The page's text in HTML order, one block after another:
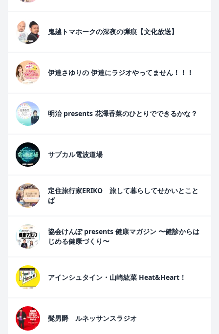
鬼越トマホークの深夜の弾痕【文化放送】
伊達さゆりの 伊達にラジオやってません！！！
明治 presents 花澤香菜のひとりでできるかな？
サブカル電波道場
定住旅行家ERIKO 旅して暮らしてせかいとこと
ば
協会けんぽ presents 健康マガジン 〜健診からは
じめる健康づくり〜
アインシュタイン・山崎紘菜 Heat&Heart！
髭男爵 ルネッサンスラジオ